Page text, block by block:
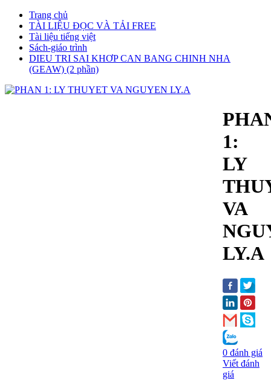
Trang chủ
TÀI LIỆU ĐỌC VÀ TẢI FREE
Tài liệu tiếng việt
Sách-giáo trình
DIEU TRI SAI KHƠP CAN BANG CHINH NHA
(GEAW) (2 phần)
1:
LY
VA
LY.A
0 đánh giá
Viết đánh
giá